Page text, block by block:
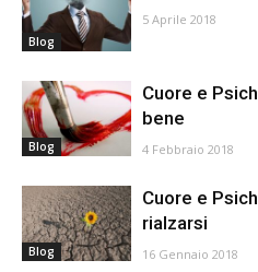
Blog
5 Aprile 2018
Blog
Cuore e
bene
4 Febbraio 2018
Blog
Cuore e
rialzarsi
16 Gennaio 2018